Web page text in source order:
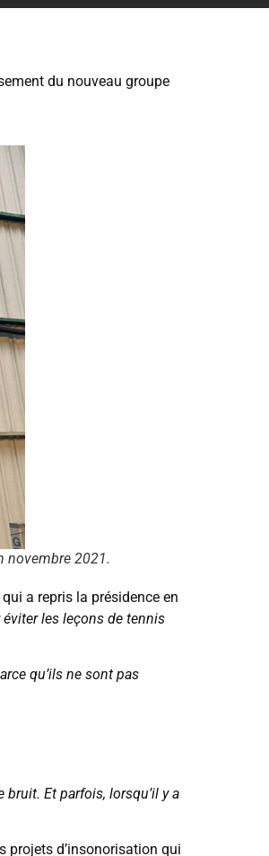
du nouveau groupe
novembre 2021.
a repris la présidence en
les leçons de tennis
qu’ils ne sont pas
bruit. Et parfois, lorsqu’il y a
projets d’insonorisation qui